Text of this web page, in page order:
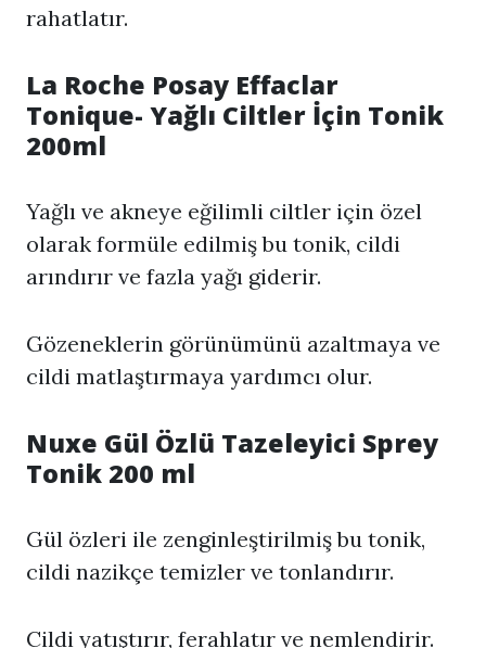
rahatlatır.
La Roche Posay Effaclar
Tonique- Yağlı Ciltler İçin Tonik
200ml
Yağlı ve akneye eğilimli ciltler için özel
olarak formüle edilmiş bu tonik, cildi
arındırır ve fazla yağı giderir.
Gözeneklerin görünümünü azaltmaya ve
cildi matlaştırmaya yardımcı olur.
Nuxe Gül Özlü Tazeleyici Sprey
Tonik 200 ml
Gül özleri ile zenginleştirilmiş bu tonik,
cildi nazikçe temizler ve tonlandırır.
Cildi yatıştırır, ferahlatır ve nemlendirir.